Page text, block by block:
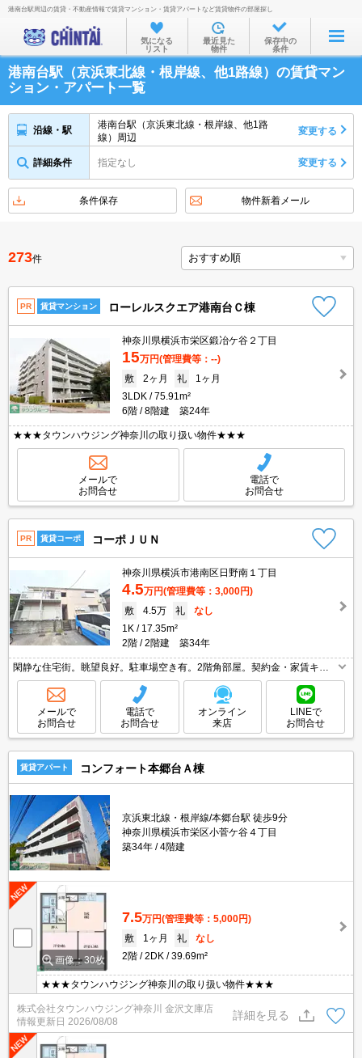
お部屋を探す
沿線・駅から
住所から
家賃相場から
不動産会社から
港南台駅周辺の賃貸・不動産情報で賃貸マンション・賃貸アパートなど賃貸物件の部屋探し
気になる
リスト
最近見た
物件
保存中の
条件
港南台駅（京浜東北線・根岸線、他1路線）の賃貸マン
ション・アパート一覧
沿線・駅
港南台駅（京浜東北線・根岸線、他1路
線）周辺
変更する
詳細条件 指定なし 変更する
条件保存 物件新着メール
273件
PR 賃貸マンション ローレルスクエア港南台Ｃ棟
神奈川県横浜市栄区鍛冶ケ谷２丁目
15万円(管理費等：--)
敷
2ヶ月 礼
1ヶ月
3LDK
75.91m²
6階
8階建 築24年
★★★タウンハウジング神奈川の取り扱い物件★★★
メールで
お問合せ
電話で
お問合せ
PR 賃貸コーポ コーポＪＵＮ
神奈川県横浜市港南区日野南１丁目
4.5万円(管理費等：3,000円)
敷
4.5万 礼
なし
1K
17.35m²
2階
2階建 築34年
閑静な住宅街。眺望良好。駐車場空き有。2階角部屋。契約金・家賃キャ
ッシュレス決済対応（条件あり）。仲介手数料家賃の0.55ヵ月分。経済的
な都市ガス使用。最新の空室状況はお気軽にお問い合わせ下さい。
メールで
お問合せ
電話で
お問合せ
オンライン
来店
LINEで
お問合せ
賃貸アパート コンフォート本郷台Ａ棟
京浜東北線・根岸線/本郷台駅 徒歩9分
神奈川県横浜市栄区小菅ケ谷４丁目
築34年
4階建
画像：30枚
7.5万円(管理費等：5,000円)
敷
1ヶ月 礼
なし
2階
2DK 39.69m²
★★★タウンハウジング神奈川の取り扱い物件★★★
株式会社タウンハウジング神奈川 金沢文庫店
情報更新日 2026/08/08
詳細を見る